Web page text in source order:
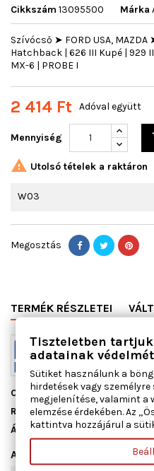
Cikkszám 13095500 Márka
Szívócső ➤ FORD USA,
Hatchback | 626 III Kupé | 929
MX-6 | PROBE I
2 414 Ft Adóval együtt
Mennyiség
 Utolsó tételek a raktáron
W03
Megosztás
TERMÉK RÉSZLETEI
Cikkszám13095500
Raktáron1 db
Állapot Új
Adatlap
Tiszteletben
adatainak védelmét
Sütiket használunk a
hirdetések vagy
megjelenítése, valamint a
elemzése érdekében. Az
kattintva hozzájárul a